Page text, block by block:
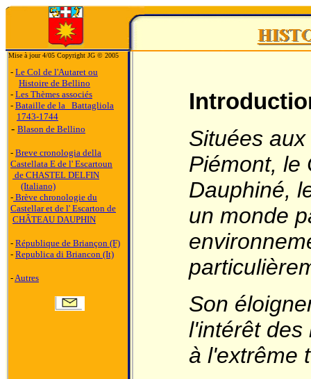
Mise à jour 4/05 Copyright JG © 2005
- Le Col de l'Autaret ou
Histoire de Bellino
- Les Thèmes associés
- Bataille de la Battagliola
1743-1744
- Blason de Bellino
- Breve cronologia della
Castellata E de l' Escartoun
de CHASTEL DELFIN
(Italiano)
- Brève chronologie du
Castellar et de l' Escarton de
CHÂTEAU DAUPHIN
- République de Briançon (F)
- Republica di Briancon (It)
-Autres
Situées
Piémont, le
Dauphiné,
un monde
Son
l'intérêt des
à l'extrême